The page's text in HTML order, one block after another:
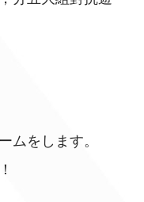
ムをします。